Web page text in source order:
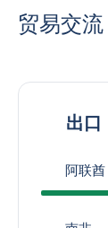
贸易交流
出口
阿联酋